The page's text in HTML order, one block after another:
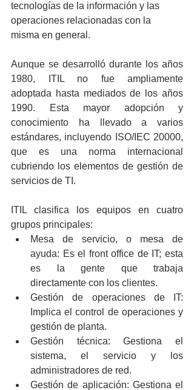
tecnologías de la información y las
operaciones relacionadas con la
misma en general.
Aunque se desarrolló durante los años
1980, ITIL no fue ampliamente
adoptada hasta mediados de los años
1990. Esta mayor adopción y
conocimiento ha llevado a varios
estándares, incluyendo ISO/IEC 20000,
que es una norma internacional
cubriendo los elementos de gestión de
servicios de TI.
ITIL clasifica los equipos en cuatro
grupos principales:
Mesa de servicio, o mesa de
ayuda: Es el front office de IT; esta
es la gente que trabaja
directamente con los clientes.
Gestión de operaciones de IT:
Implica el control de operaciones y
gestión de planta.
Gestión técnica: Gestiona el
sistema, el servicio y los
administradores de red.
Gestión de aplicación: Gestiona el